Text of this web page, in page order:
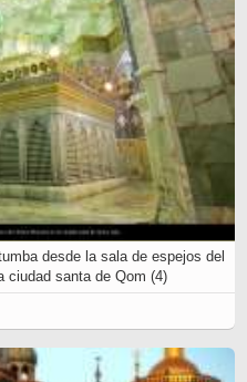
desde la sala de espejos del
ciudad santa de Qom (4)